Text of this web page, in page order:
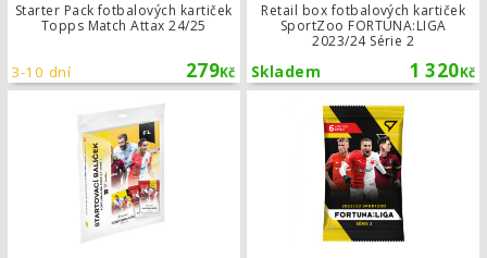
Starter Pack fotbalových kartiček
Topps Match Attax 24/25
279Kč
3-10 dní
Retail box fotbalových kartiček
SportZoo FORTUNA:LIGA
2023/24 Série 2
1 320Kč
Skladem